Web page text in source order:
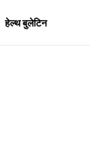
हेल्थ बुलेटिन